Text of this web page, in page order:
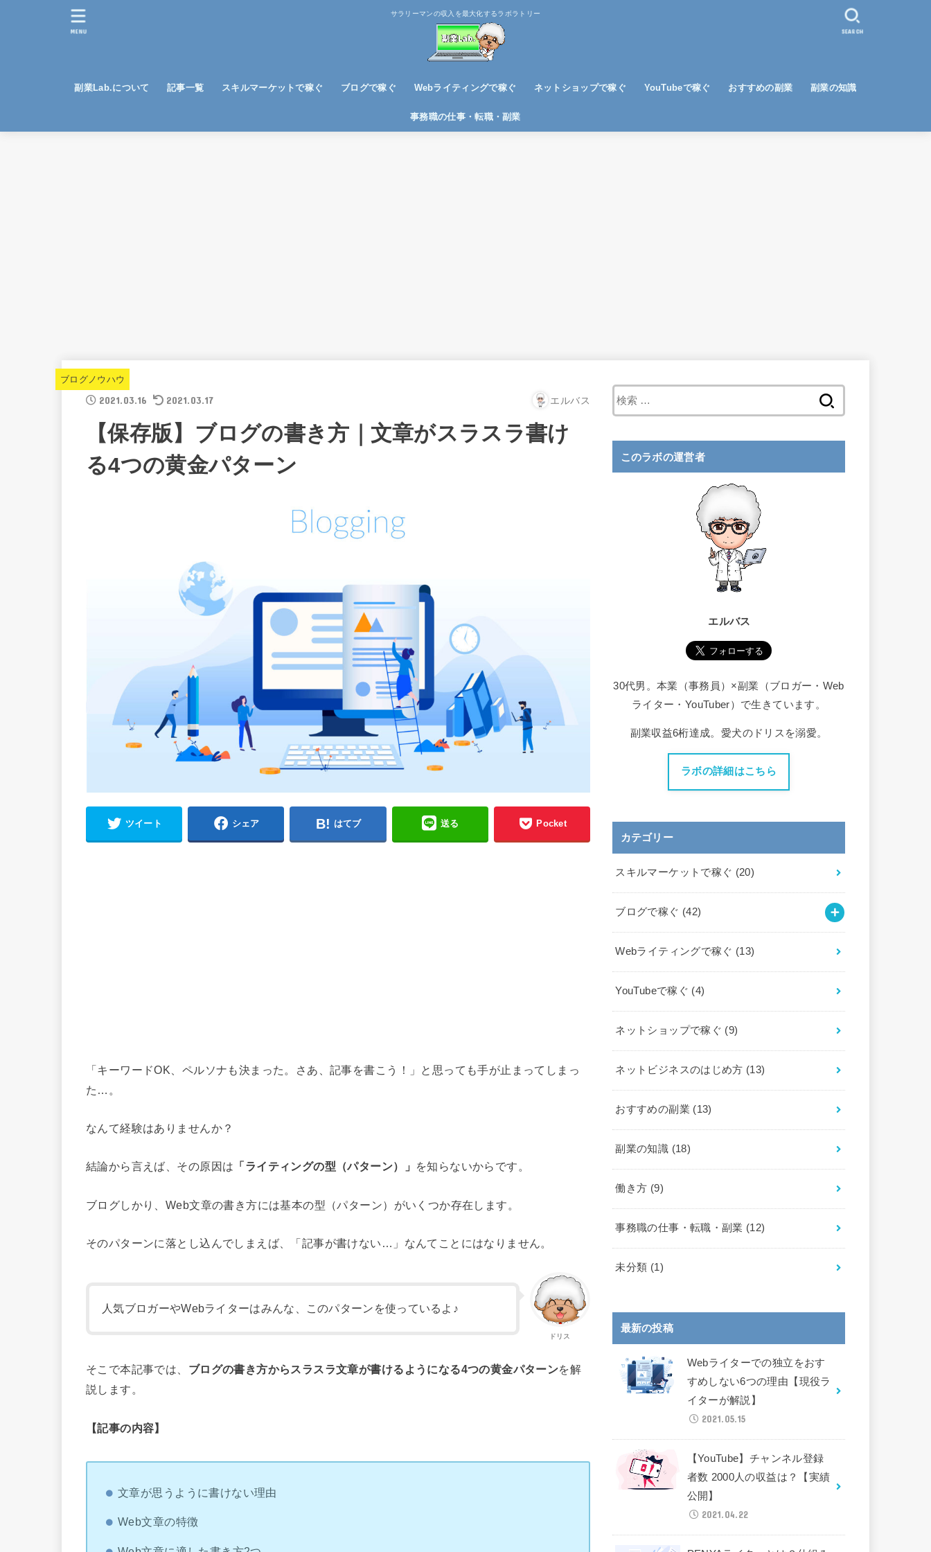
サラリーマンの収入を最大化するラボラトリー
副業Lab.について 記事一覧 スキルマーケットで稼ぐ ブログで稼ぐ
アフィリエイトで稼ぐ
Webライティングで稼ぐ ネットショップで稼ぐ YouTubeで稼ぐ おすすめの副業 副業の知識
事務職の仕事・転職・副業
SEARCH
MENU
ブログノウハウ
2021.03.16 2021.03.17 エルバス
【保存版】ブログの書き方｜文章がスラスラ書け
る4つの黄金パターン
ツイート シェア はてブ 送る Pocket
「キーワードOK、ペルソナも決まった。さあ、記事を書こう！」と思っても手が止まってしまっ
た…。
なんて経験はありませんか？
結論から言えば、その原因は 「ライティングの型（パターン）」 を知らないからです。
ブログしかり、Web文章の書き方には基本の型（パターン）がいくつか存在します。
そのパターンに落とし込んでしまえば、「記事が書けない…」なんてことにはなりません。
ドリス
人気ブロガーやWebライターはみんな、このパターンを使っているよ♪
そこで本記事では、 ブログの書き方からスラスラ文章が書けるようになる4つの黄金パターンを解
説します。
【記事の内容】
文章が思うように書けない理由
Web文章の特徴
索
このラボの運営者
エルバス
30代男。本業（事務員）×副業（ブロガー・Web
ライター・YouTuber）で生きています。
副業収益6桁達成。愛犬のドリスを溺愛。
ラボの詳細はこちら
カテゴリー
スキルマーケットで稼ぐ (20)
ブログで稼ぐ (42)
Webライティングで稼ぐ (13)
YouTubeで稼ぐ (4)
ネットショップで稼ぐ (9)
ネットビジネスのはじめ方 (13)
おすすめの副業 (13)
副業の知識 (18)
働き方 (9)
事務職の仕事・転職・副業 (12)
未分類 (1)
最新の投稿
Webライターでの独立をおす
すめしない6つの理由【現役ラ
イターが解説】
2021.05.15
【YouTube】チャンネル登録
者数 2000人の収益は？【実績
公開】
2021.04.22